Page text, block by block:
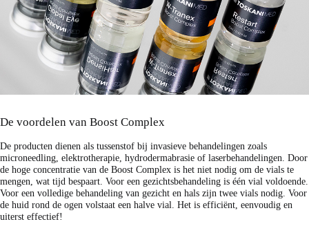
De voordelen van Boost Complex
De producten dienen als tussenstof bij invasieve behandelingen zoals
microneedling, elektrotherapie, hydrodermabrasie of laserbehandelingen. Door
de hoge concentratie van de Boost Complex is het niet nodig om de vials te
mengen, wat tijd bespaart. Voor een gezichtsbehandeling is één vial voldoende.
Voor een volledige behandeling van gezicht en hals zijn twee vials nodig. Voor
de huid rond de ogen volstaat een halve vial. Het is efficiënt, eenvoudig en
uiterst effectief!